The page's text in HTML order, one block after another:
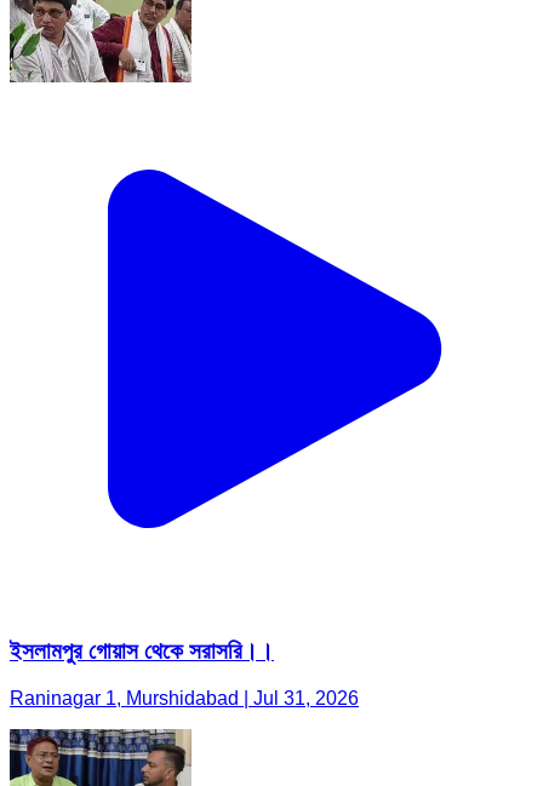
ইসলামপুর গোয়াস থেকে সরাসরি।।
Raninagar 1, Murshidabad | Jul 31, 2026